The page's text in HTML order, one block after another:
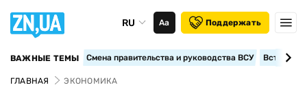
RU Аа Поддержать
ВАЖНЫЕ ТЕМЫ Смена правительства и руководства ВСУ
ГЛАВНАЯ ЭКОНОМИКА